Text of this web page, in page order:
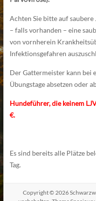
Achten Sie bitte auf
– falls vorhanden – eine
von vornherein
Infektionsgefahren
Der Gattermeister kann bei
Übungstage absetzen oder
Hundeführer, die keinem
€.
Es sind bereits alle Plätze
Tag.
Copyright © 2026